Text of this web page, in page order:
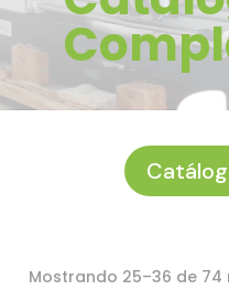
Mostrando 25–36 de